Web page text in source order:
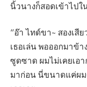
นิ้วนางก็สอดเข้าไปใ
“อ๊า ไทด์ขา~ สองเสี
เธอเล่น พอออกมาข้
ซูดซาด ผมไม่เคยเอ
มาก่อน นี่ขนาดแค่ผม